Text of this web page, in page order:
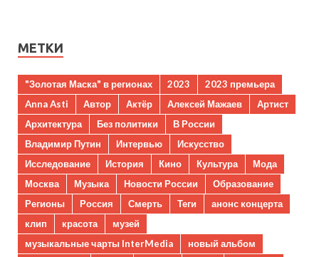
МЕТКИ
"Золотая Маска" в регионах 2023
2023 премьера
Anna Asti
Автор Актёр Алексей Мажаев
Артист
Архитектура
Без политики
В России
Владимир Путин
Интервью
Искусство
Исследование
История Кино Культура
Мода
Москва
Музыка Новости России
Образование
Регионы
Россия Смерть Теги
анонс концерта
клип
красота
музей
музыкальные чарты InterMedia
новый альбом